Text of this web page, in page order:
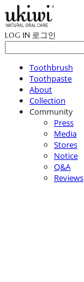
LOG IN 로그인
Toothbrush
Toothpaste
About
Collection
Community
Press
Media
Stores
Notice
Q&A
Reviews